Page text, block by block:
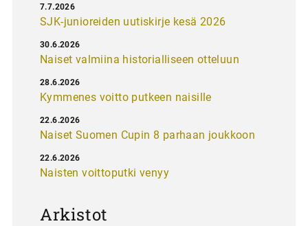
SJK-junioreiden uutiskirje kesä 2026
7.7.2026
Naiset valmiina historialliseen otteluun
30.6.2026
Kymmenes voitto putkeen naisille
28.6.2026
Naiset Suomen Cupin 8 parhaan joukkoon
22.6.2026
Naisten voittoputki venyy
22.6.2026
Arkistot